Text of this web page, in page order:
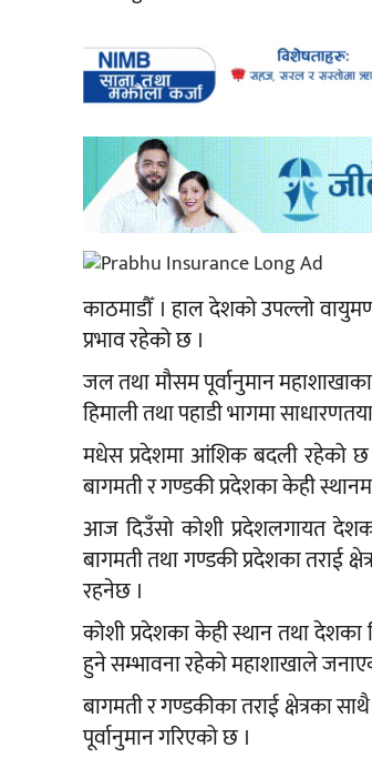
काठमाडौँ । हाल देशको उपल्लो
प्रभाव रहेको छ ।
जल तथा मौसम पूर्वानुमान
हिमाली तथा पहाडी भागमा
मधेस प्रदेशमा आंशिक बदली रहेको छ
बागमती र गण्डकी प्रदेशका केही
आज दिउँसो कोशी प्रदेशलगायत
बागमती तथा गण्डकी प्रदेशका तराई
रहनेछ ।
कोशी प्रदेशका केही स्थान तथा देशका
हुने सम्भावना रहेको महाशाखाले
बागमती र गण्डकीका तराई क्षेत्रका
पूर्वानुमान गरिएको छ ।